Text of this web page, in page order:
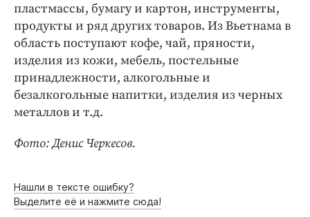
пластмассы, бумагу и картон, инструменты,
продукты и ряд других товаров. Из Вьетнама в
область поступают кофе, чай, пряности,
изделия из кожи, мебель, постельные
принадлежности, алкогольные и
безалкогольные напитки, изделия из черных
металлов и т.д.
Фото: Денис Черкесов.
Нашли в тексте ошибку?
Выделите её и нажмите сюда!